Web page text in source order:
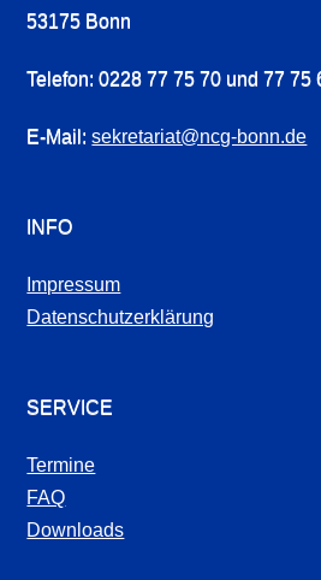
53175 Bonn
Telefon: 0228 77 75 70 und 77 75
E-Mail:sekretariat@ncg-bonn.de
INFO
Impressum
Datenschutzerklärung
SERVICE
Termine
FAQ
Downloads